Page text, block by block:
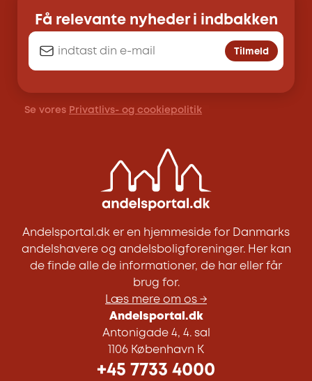
Få relevante nyheder i indbakken
Tilmeld
Se vores Privatlivs- og cookiepolitik
Andelsportal.dk er en hjemmeside for Danmarks
andelshavere og andelsboligforeninger. Her kan
de finde alle de informationer, de har eller får
brug for.
Læs mere om os →
Andelsportal.dk
Antonigade 4, 4. sal
1106 København K
+45 7733 4000